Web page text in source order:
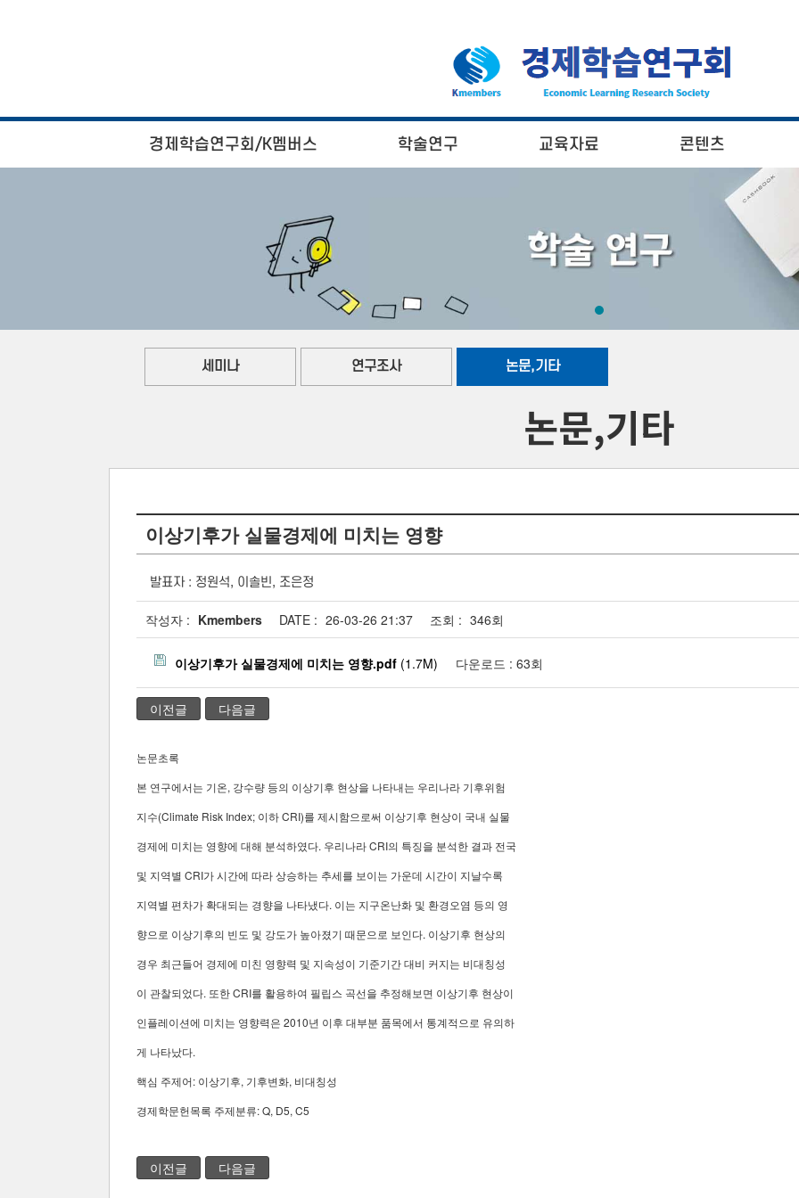
경제학습연구회/K멤버스 학술연구 교육자료 콘텐츠
세미나 연구조사 논문,기타
논문,기타
이상기후가 실물경제에 미치는 영향
발표자 : 정원석, 이솔빈, 조은정
작성자 : Kmembers DATE : 26-03-26 21:37 조회 : 346회
이상기후가 실물경제에 미치는 영향.pdf (1.7M) 다운로드 : 63회
이전글 다음글
논문초록
본 연구에서는 기온, 강수량 등의 이상기후 현상을 나타내는 우리나라 기후위험
지수(Climate Risk Index; 이하 CRI)를 제시함으로써 이상기후 현상이 국내 실물
경제에 미치는 영향에 대해 분석하였다. 우리나라 CRI의 특징을 분석한 결과 전국
및 지역별 CRI가 시간에 따라 상승하는 추세를 보이는 가운데 시간이 지날수록
지역별 편차가 확대되는 경향을 나타냈다. 이는 지구온난화 및 환경오염 등의 영
향으로 이상기후의 빈도 및 강도가 높아졌기 때문으로 보인다. 이상기후 현상의
경우 최근들어 경제에 미친 영향력 및 지속성이 기준기간 대비 커지는 비대칭성
이 관찰되었다. 또한 CRI를 활용하여 필립스 곡선을 추정해보면 이상기후 현상이
인플레이션에 미치는 영향력은 2010년 이후 대부분 품목에서 통계적으로 유의하
게 나타났다.
핵심 주제어: 이상기후, 기후변화, 비대칭성
경제학문헌목록 주제분류: Q, D5, C5
이전글 다음글